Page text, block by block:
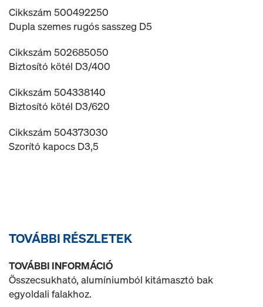
Cikkszám 500492250
Dupla szemes rugós sasszeg D5
Cikkszám 502685050
Biztosító kötél D3/400
Cikkszám 504338140
Biztosító kötél D3/620
Cikkszám 504373030
Szorító kapocs D3,5
TOVÁBBI RÉSZLETEK
TOVÁBBI INFORMÁCIÓ
Összecsukható, alumíniumból kitámasztó bak
egyoldali falakhoz.